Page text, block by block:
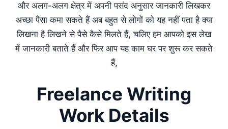
और अलग-अलग क्षेत्र में अपनी पसंद अनुसार जानकारी लिखकर
अच्छा पैसा कमा सकते हैं अब बहुत से लोगों को यह नहीं पता है क्या
लिखना है लिखने से पैसे कैसे मिलते हैं, चलिए हम आपको इस लेख
में जानकारी बताते हैं और फिर आप यह काम घर पर शुरू कर सकते
हैं,
Freelance Writing
Work Details